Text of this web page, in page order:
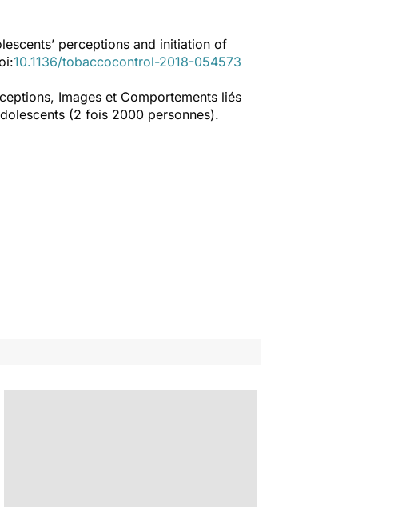
perceptions and initiation of
10.1136/tobaccocontrol-2018-054573
Images et Comportements liés
(2 fois 2000 personnes).